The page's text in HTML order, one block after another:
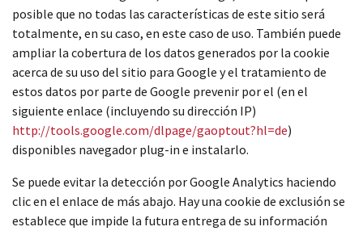
posible que no todas las características de este sitio será
totalmente, en su caso, en este caso de uso. También puede
ampliar la cobertura de los datos generados por la cookie
acerca de su uso del sitio para Google y el tratamiento de
estos datos por parte de Google prevenir por el (en el
siguiente enlace (incluyendo su dirección IP)
http://tools.google.com/dlpage/gaoptout?hl=de)
disponibles navegador plug-in e instalarlo.
Se puede evitar la detección por Google Analytics haciendo
clic en el enlace de más abajo. Hay una cookie de exclusión se
establece que impide la futura entrega de su información